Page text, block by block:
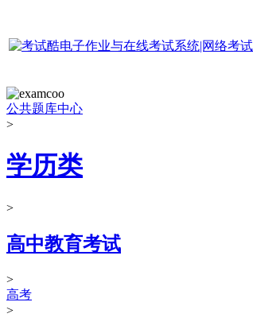
公共题库中心
>
学历类
>
高中教育考试
>
高考
>